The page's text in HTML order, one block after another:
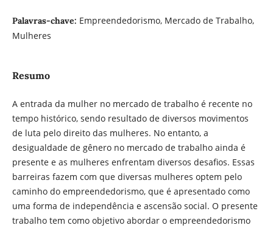
Palavras-chave: Empreendedorismo, Mercado de Trabalho,
Mulheres
Resumo
A entrada da mulher no mercado de trabalho é recente no
tempo histórico, sendo resultado de diversos movimentos
de luta pelo direito das mulheres. No entanto, a
desigualdade de gênero no mercado de trabalho ainda é
presente e as mulheres enfrentam diversos desafios. Essas
barreiras fazem com que diversas mulheres optem pelo
caminho do empreendedorismo, que é apresentado como
uma forma de independência e ascensão social. O presente
trabalho tem como objetivo abordar o empreendedorismo